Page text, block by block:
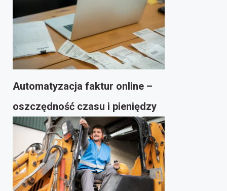
Automatyzacja faktur online –
oszczędność czasu i pieniędzy